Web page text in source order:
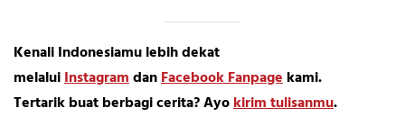
Kenali Indonesiamu lebih dekat
melaluiInstagramdanFacebook Fanpagekami.
Tertarik buat berbagi cerita? Ayokirim tulisanmu.